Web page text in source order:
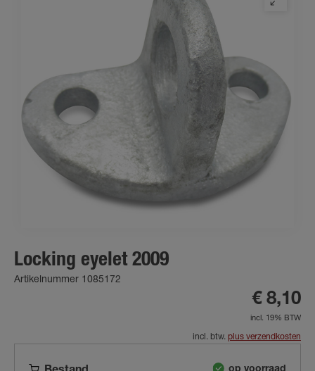
Locking eyelet 2009
Artikelnummer 1085172
€ 8,10
incl. 19% BTW
incl. btw. plus verzendkosten